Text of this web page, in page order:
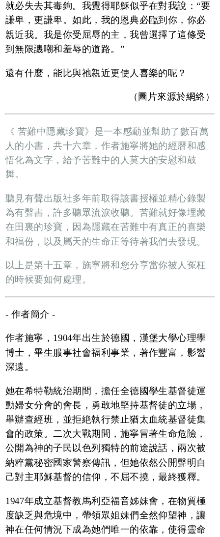
就必失去其毒鉤。我覺得耶穌似乎在對我說：“要
謙卑，更謙卑。如此，我的恩典必臨到你，你必
親近我。我是你受屈辱的主，我曾選擇了這條受
到無限譏嘲和羞辱的道路。”
還有什麼，能比與祂親近更使人喜樂的呢？
（圖片來源於網絡）
《 苦難中隱藏珍寶》是一本感動並幫助了數百萬
人的小書，共十六章，作者施寧將她的經曆和感
悟化為文字，給予苦難中的人莫大的安慰和鼓
舞。
聽見有聲出版社多年前取得該書授權並精心錄製
為有聲書，許多聽眾流淚收聽。苦難就好像埋藏
在田裏的珍寶，因為隱藏在苦難中有真正的喜樂
和福份，以及屬天的生命正等待著我們去發現。
以上是第十五章，施寧將和您分享當你被人冤枉
的時候要如何處理。
- 作者簡介 -
作者施寧，1904年出生於德國，漢堡大學心理學
博士，畢生服事社會福利事業，著作豐富，影響
深遠。
她在希特勒統治期間，擔任全德國學生基督徒運
動婦女分會的會長，勇敢地堅持基督徒的立場，
舉辦查經班，並拒絶執行禁止猶太血統基督徒集
會的政策。二次大戰期間，施寧冒著生命危險，
公開為神的子民以色列獨特的前途說話，兩次被
納粹黨秘密國家警察傳訊，但她依然公開聲明自
己對主耶穌基督的信仰，不屈不撓，最終獲釋。
1947年成立基督教馬利亞福音姊妹會，在物質極
度缺乏與危境中，帶領眾姐妹們全然仰望神，讓
神在任何情況下成為她們唯一的依靠，使得靈命